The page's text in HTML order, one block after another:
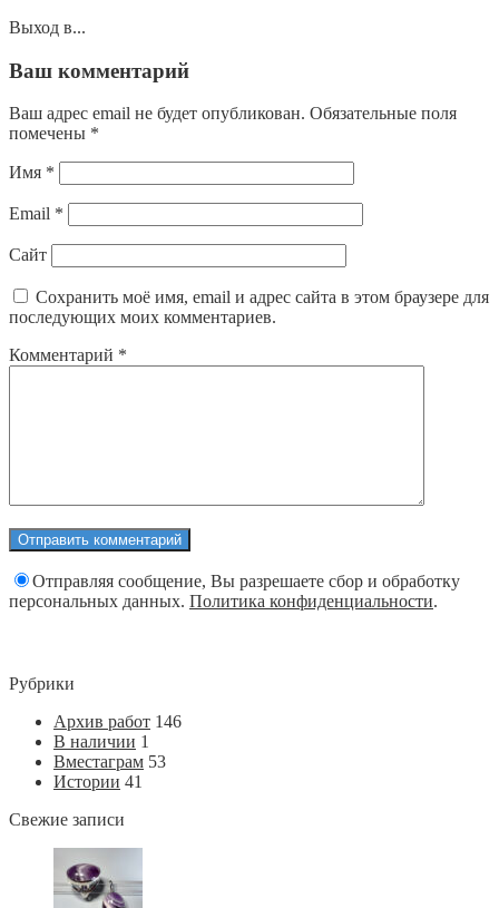
Выход в...
Ваш комментарий
Ваш адрес email не будет опубликован. Обязательные поля
помечены *
Имя *
Email *
Сайт
Сохранить моё имя, email и адрес сайта в этом браузере для
последующих моих комментариев.
Комментарий *
Отправляя сообщение, Вы разрешаете сбор и обработку
персональных данных. Политика конфиденциальности.
Рубрики
Архив работ 146
В наличии 1
Вместаграм 53
Истории 41
Свежие записи